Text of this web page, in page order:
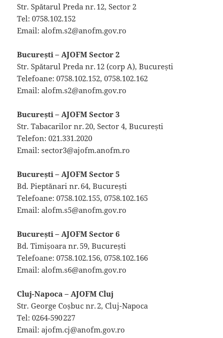
Str. Spătarul Preda nr. 12, Sector 2
Tel: 0758.102.152
Email: alofm.s2@anofm.gov.ro
București – AJOFM Sector 2
Str. Spătarul Preda nr. 12 (corp A), București
Telefoane: 0758.102.152, 0758.102.162
Email: alofm.s2@anofm.gov.ro
București – AJOFM Sector 3
Str. Tabacarilor nr. 20, Sector 4, București
Telefon: 021.331.2020
Email: sector3@ajofm.anofm.ro
București – AJOFM Sector 5
Bd. Pieptănari nr. 64, București
Telefoane: 0758.102.155, 0758.102.165
Email: alofm.s5@anofm.gov.ro
București – AJOFM Sector 6
Bd. Timișoara nr. 59, București
Telefoane: 0758.102.156, 0758.102.166
Email: alofm.s6@anofm.gov.ro
Cluj-Napoca – AJOFM Cluj
Str. George Coșbuc nr. 2, Cluj-Napoca
Tel: 0264‑590 227
Email: ajofm.cj@anofm.gov.ro